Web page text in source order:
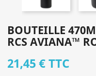
BOUTEILLE
RCS AVIANA™
21,45 €TTC